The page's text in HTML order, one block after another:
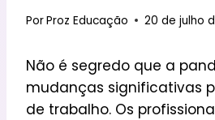
PorProz Educação 20 de julho
Não é segredo que a
mudanças significativas
de trabalho. Os